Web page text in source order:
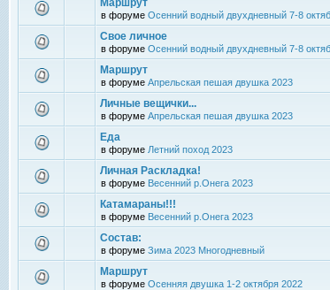
Маршрут
в форуме Осенний водный двухдневный 7-8
Свое личное
в форуме Осенний водный двухдневный 7-8
Маршрут
в форуме Апрельская пешая двушка 2023
Личные вещички...
в форуме Апрельская пешая двушка 2023
Еда
в форуме Летний поход 2023
Личная Раскладка!
в форуме Весенний р.Онега 2023
Катамараны!!!
в форуме Весенний р.Онега 2023
Состав:
в форуме Зима 2023 Многодневный
Маршрут
в форуме Осенняя двушка 1-2 октября 2022